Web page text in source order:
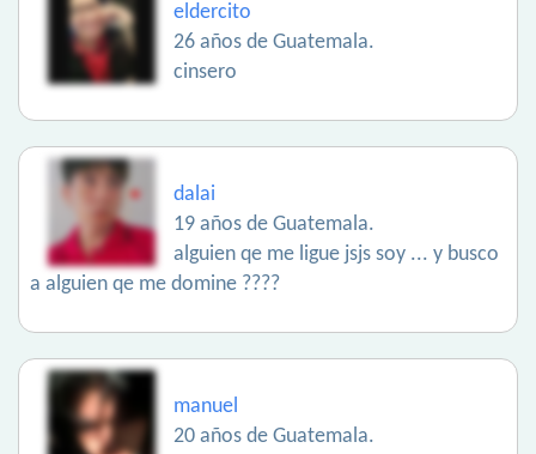
eldercito
26 años de Guatemala.
cinsero
dalai
19 años de Guatemala.
alguien qe me ligue jsjs soy ... y busco
a alguien qe me domine ????
manuel
20 años de Guatemala.